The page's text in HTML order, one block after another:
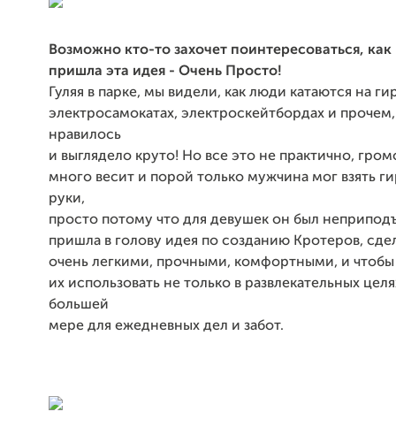
Возможно кто-то захочет поинтересоваться,
пришла эта идея - Очень Просто!
Гуляя в парке, мы видели, как люди катаются на
электросамокатах, электроскейтбордах и
нравилось
и выглядело круто! Но все это не практично,
много весит и порой только мужчина мог взять
руки,
просто потому что для девушек он был
пришла в голову идея по созданию Кротеров,
очень легкими, прочными, комфортными, и
их использовать не только в развлекательных
большей
мере для ежедневных дел и забот.